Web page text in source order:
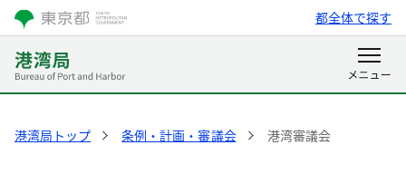
都全体で探す
港湾局トップ 条例・計画・審議会 港湾審議会